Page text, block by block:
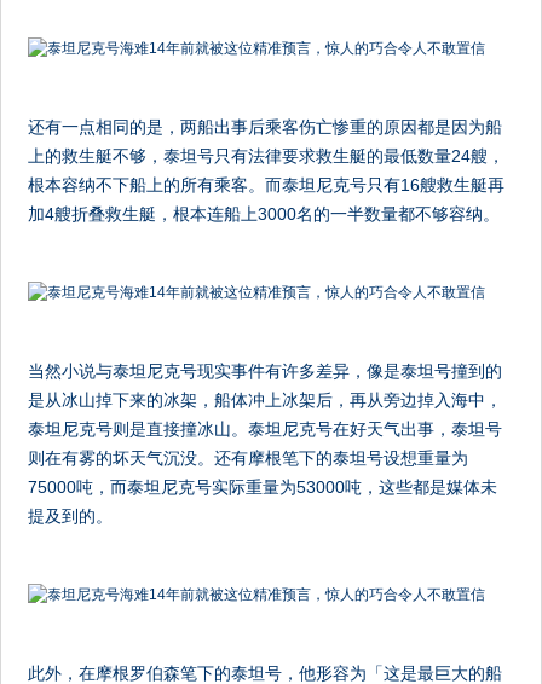
还有一点相同的是，两船出事后乘客伤亡惨重的原因都是因为船
上的救生艇不够，泰坦号只有法律要求救生艇的最低数量24艘，
根本容纳不下船上的所有乘客。而泰坦尼克号只有16艘救生艇再
加4艘折叠救生艇，根本连船上3000名的一半数量都不够容纳。
当然小说与泰坦尼克号现实事件有许多差异，像是泰坦号撞到的
是从冰山掉下来的冰架，船体冲上冰架后，再从旁边掉入海中，
泰坦尼克号则是直接撞冰山。泰坦尼克号在好天气出事，泰坦号
则在有雾的坏天气沉没。还有摩根笔下的泰坦号设想重量为
75000吨，而泰坦尼克号实际重量为53000吨，这些都是媒体未
提及到的。
此外，在摩根罗伯森笔下的泰坦号，他形容为「这是最巨大的船